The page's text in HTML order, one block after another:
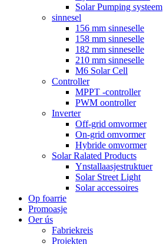
Solar Pumping systeem
sinnesel
156 mm sinneselle
158 mm sinneselle
182 mm sinneselle
210 mm sinneselle
M6 Solar Cell
Controller
MPPT -controller
PWM oontroller
Inverter
Off-grid omvormer
On-grid omvormer
Hybride omvormer
Solar Ralated Products
Ynstallaasjestruktuer
Solar Street Light
Solar accessoires
Op foarrie
Promoasje
Oer ús
Fabriekreis
Projekten